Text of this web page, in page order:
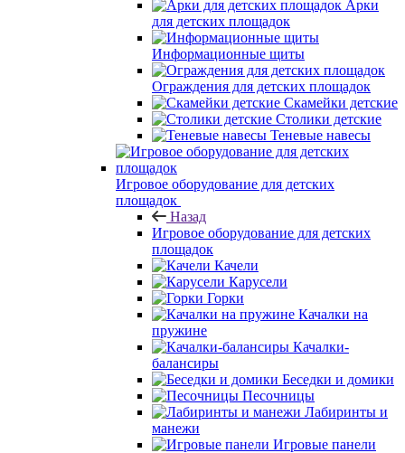
Арки
для детских площадок
Информационные щиты
Ограждения для детских площадок
Скамейки детские
Столики детские
Теневые навесы
Игровое оборудование для детских
площадок
Назад
Игровое оборудование для детских
площадок
Качели
Карусели
Горки
Качалки на
пружине
Качалки-
балансиры
Беседки и домики
Песочницы
Лабиринты и
манежи
Игровые панели